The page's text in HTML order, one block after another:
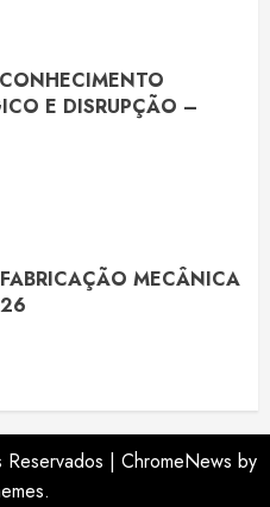
E DISRUPÇÃO –
MECÂNICA
| ChromeNews by